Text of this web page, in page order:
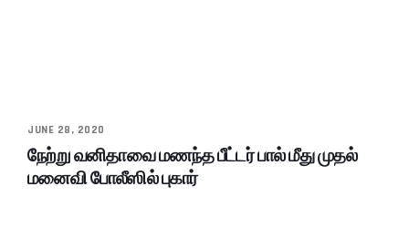
JUNE 28, 2020
நேற்று வனிதாவை மணந்த பீட்டர் பால் மீது முதல்
மனைவி போலீஸில் புகார்